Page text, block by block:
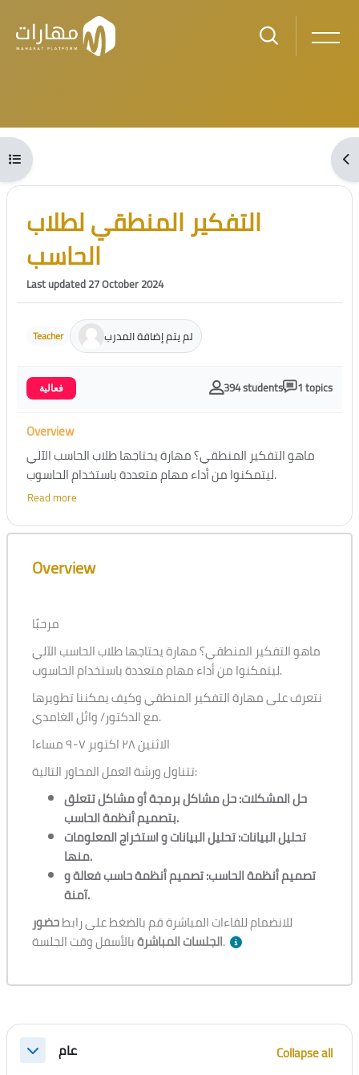
Skip to main content
Blocks
Open course index
Blocks
Skip [Cocoon] Course Intro
التفكير المنطقي لطلاب
الحاسب
Last updated 27 October 2024
Teacher لم يتم إضافة المدرب
فعالية 394 students 1 topics
Overview
ماهو التفكير المنطقي؟ مهارة يحتاجها طلاب الحاسب الآلي
ليتمكنوا من أداء مهام متعددة باستخدام الحاسوب.
نتعرف على مهارة التفكير المنطقي وكيف يمكننا تطويرها
مع الدكتور/ وائل الغامدي.
Read more
Skip [Cocoon] Course Overview
Overview
مرحبًا
ماهو التفكير المنطقي؟ مهارة يحتاجها طلاب الحاسب الآلي
ليتمكنوا من أداء مهام متعددة باستخدام الحاسوب.
نتعرف على مهارة التفكير المنطقي وكيف يمكننا تطويرها
مع الدكتور/ وائل الغامدي.
تتناول ورشة العمل المحاور التالية:
حل المشكلات: حل مشاكل برمجة أو مشاكل تتعلق
بتصميم أنظمة الحاسب.
تحليل البيانات: تحليل البيانات و استخراج المعلومات
منها.
تصميم أنظمة الحاسب: تصميم أنظمة حاسب فعالة و
آمنة.
للانضمام للقاءات المباشرة قم بالضغط على رابطحضور
الجلسات المباشرةبالأسفل وقت الجلسة.
Section outline
Collapseعام
Collapse all